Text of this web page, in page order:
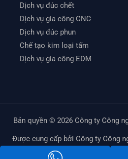
Dịch vụ đúc chết
Dịch vụ gia công CNC
Dịch vụ đúc phun
Chế tạo kim loại tấm
Dịch vụ gia công EDM
Bản quyền © 2026 Công ty Công
Được cung cấp bởi Công ty Công